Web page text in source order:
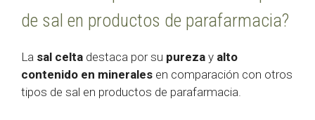
de sal en productos de parafarmacia?
La sal celta destaca por su pureza y alto
contenido en minerales en comparación con otros
tipos de sal en productos de parafarmacia.